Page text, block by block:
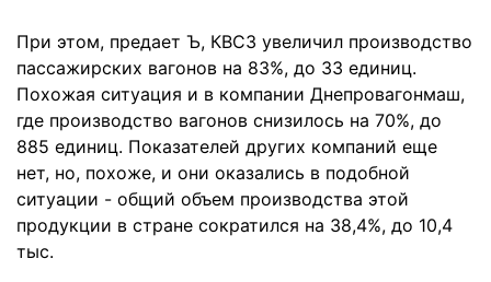
При этом, предает Ъ, КВСЗ увеличил производство
пассажирских вагонов на 83%, до 33 единиц.
Похожая ситуация и в компании Днепровагонмаш,
где производство вагонов снизилось на 70%, до
885 единиц. Показателей других компаний еще
нет, но, похоже, и они оказались в подобной
ситуации - общий объем производства этой
продукции в стране сократился на 38,4%, до 10,4
тыс.